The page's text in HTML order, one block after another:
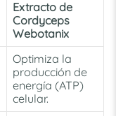
Extracto de
Cordyceps
Webotanix
Optimiza la
producción de
energía (ATP)
celular.